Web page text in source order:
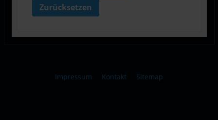
Zurücksetzen
Impressum Kontakt Sitemap